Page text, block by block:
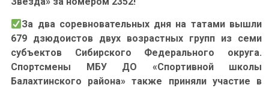
За два соревновательных дня на татами вышли
679 дзюдоистов двух возрастных групп из семи
субъектов Сибирского Федерального округа.
Спортсмены МБУ ДО «Спортивной школы
Балахтинского района» также приняли участие в